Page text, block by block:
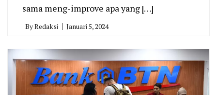
sama meng-improve apa yang […]
ByRedaksi Januari 5, 2024